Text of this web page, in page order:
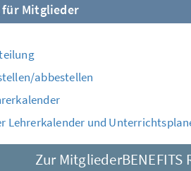
für Mitglieder
abbestellen
Lehrerkalender und
Zur MitgliederBENEFITS